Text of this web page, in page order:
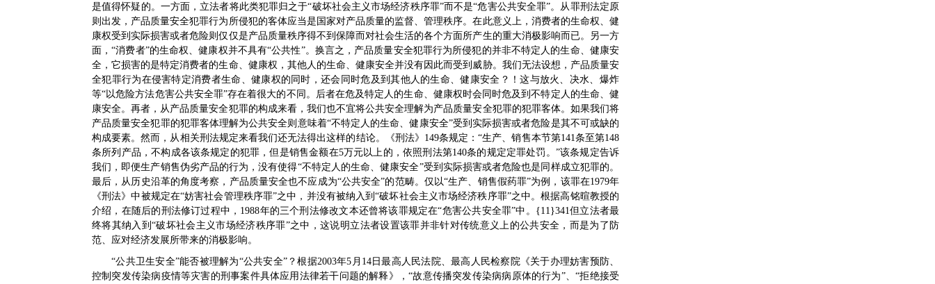
是值得怀疑的。一方面，立法者将此类犯罪归之于“破坏社会主义市场经济秩序罪”而不是“危害公共安全罪”。从罪刑法定原
则出发，产品质量安全犯罪行为所侵犯的客体应当是国家对产品质量的监督、管理秩序。在此意义上，消费者的生命权、健
康权受到实际损害或者危险则仅仅是产品质量秩序得不到保障而对社会生活的各个方面所产生的重大消极影响而已。另一方
面，“消费者”的生命权、健康权并不具有“公共性”。换言之，产品质量安全犯罪行为所侵犯的并非不特定人的生命、健康安
全，它损害的是特定消费者的生命、健康权，其他人的生命、健康安全并没有因此而受到威胁。我们无法设想，产品质量安
全犯罪行为在侵害特定消费者生命、健康权的同时，还会同时危及到其他人的生命、健康安全？！这与放火、决水、爆炸
等“以危险方法危害公共安全罪”存在着很大的不同。后者在危及特定人的生命、健康权时会同时危及到不特定人的生命、健
康安全。再者，从产品质量安全犯罪的构成来看，我们也不宜将公共安全理解为产品质量安全犯罪的犯罪客体。如果我们将
产品质量安全犯罪的犯罪客体理解为公共安全则意味着“不特定人的生命、健康安全”受到实际损害或者危险是其不可或缺的
构成要素。然而，从相关刑法规定来看我们还无法得出这样的结论。《刑法》149条规定：“生产、销售本节第141条至第148
条所列产品，不构成各该条规定的犯罪，但是销售金额在5万元以上的，依照刑法第140条的规定定罪处罚。”该条规定告诉
我们，即便生产销售伪劣产品的行为，没有使得“不特定人的生命、健康安全”受到实际损害或者危险也是同样成立犯罪的。
最后，从历史沿革的角度考察，产品质量安全也不应成为“公共安全”的范畴。仅以“生产、销售假药罪”为例，该罪在1979年
《刑法》中被规定在“妨害社会管理秩序罪”之中，并没有被纳入到“破坏社会主义市场经济秩序罪”之中。根据高铭暄教授的
介绍，在随后的刑法修订过程中，1988年的三个刑法修改文本还曾将该罪规定在“危害公共安全罪”中。{11}341但立法者最
终将其纳入到“破坏社会主义市场经济秩序罪”之中，这说明立法者设置该罪并非针对传统意义上的公共安全，而是为了防
范、应对经济发展所带来的消极影响。
“公共卫生安全”能否被理解为“公共安全”？根据2003年5月14日最高人民法院、最高人民检察院《关于办理妨害预防、
控制突发传染病疫情等灾害的刑事案件具体应用法律若干问题的解释》，“故意传播突发传染病病原体的行为”、“拒绝接受